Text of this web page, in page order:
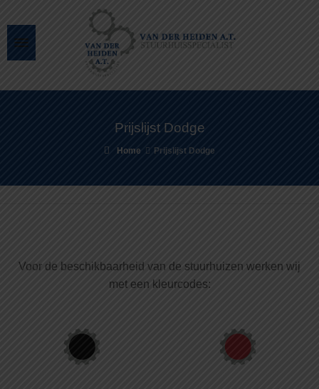
Prijslijst Dodge
Home Prijslijst Dodge
Voor de beschikbaarheid van de stuurhuizen werken wij
met een kleurcodes: